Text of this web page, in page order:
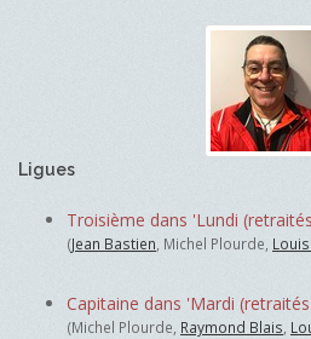
Ligues
Troisième dans 'Lundi
(Jean Bastien , Michel Plourde,
Capitaine dans 'Mardi
(Michel Plourde, Raymond Blais,